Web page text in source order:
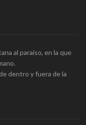
al paraíso, en la que
dentro y fuera de la